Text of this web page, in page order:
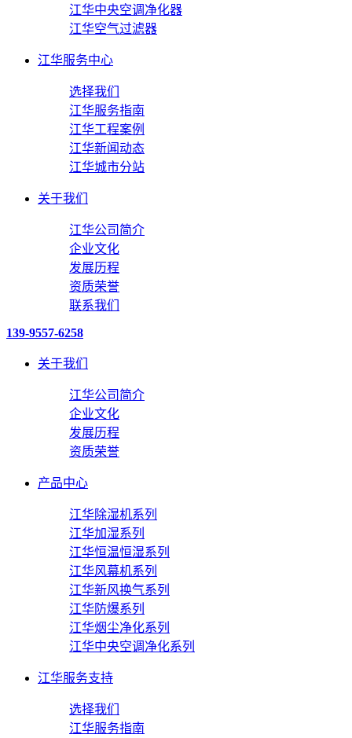
江华中央空调净化器
江华空气过滤器
江华服务中心
选择我们
江华服务指南
江华工程案例
江华新闻动态
江华城市分站
关于我们
江华公司简介
企业文化
发展历程
资质荣誉
联系我们
139-9557-6258
关于我们
江华公司简介
企业文化
发展历程
资质荣誉
产品中心
江华除湿机系列
江华加湿系列
江华恒温恒湿系列
江华风幕机系列
江华新风换气系列
江华防爆系列
江华烟尘净化系列
江华中央空调净化系列
江华服务支持
选择我们
江华服务指南